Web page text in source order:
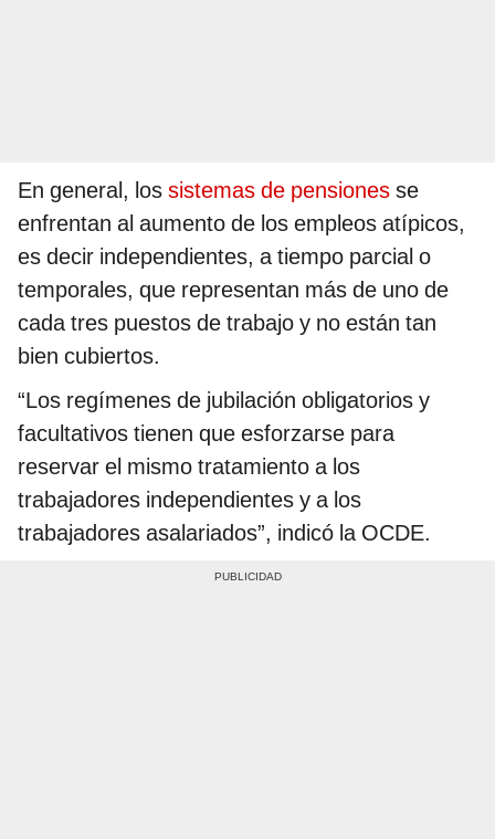
En general, los sistemas de pensiones se
enfrentan al aumento de los empleos atípicos,
es decir independientes, a tiempo parcial o
temporales, que representan más de uno de
cada tres puestos de trabajo y no están tan
bien cubiertos.
“Los regímenes de jubilación obligatorios y
facultativos tienen que esforzarse para
reservar el mismo tratamiento a los
trabajadores independientes y a los
trabajadores asalariados”, indicó la OCDE.